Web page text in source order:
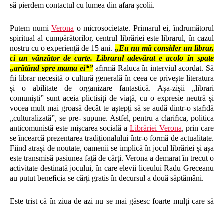
să pierdem contactul cu lumea din afara școlii.
Putem numiVerona o microsocietate. Primarul ei, îndrumătorul
spiritual al cumpărătorilor, centrul librăriei este librarul, în cazul
nostru cu o experiență de 15 ani. „Eu nu mă consider un librar,
ci un vânzător de carte. Librarul adevărat e acolo în spate
„arătând spre mama ei*” aﬁrmă Raluca în interviul acordat. Să
ﬁi librar necesită o cultură generală în ceea ce privește literatura
și o abilitate de organizare fantastică. Așa-zișii „librari
comuniști” sunt aceia plictisiți de viață, cu o expresie neutră și
vocea mult mai groasă decât te aștepți să se audă dintr-o staﬁdă
„culturalizată”, se pre- supune. Astfel, pentru a clariﬁca, politica
anticomunistă este mișcarea socială a Librăriei Verona, prin care
se încearcă prezentarea tradiționalului într-o formă de actualitate.
Fiind atrași de noutate, oamenii se implică în jocul librăriei și așa
este transmisă pasiunea față de cărți. Verona a demarat în trecut o
activitate destinată jocului, în care elevii liceului Radu Greceanu
au putut beneﬁcia se cărți gratis în decursul a două săptămâni.
Este trist că în ziua de azi nu se mai găsesc foarte mulți care să